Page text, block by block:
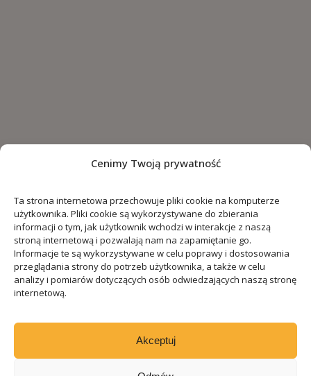
Cenimy Twoją prywatność
Ta strona internetowa przechowuje pliki cookie na komputerze
użytkownika. Pliki cookie są wykorzystywane do zbierania
informacji o tym, jak użytkownik wchodzi w interakcje z naszą
stroną internetową i pozwalają nam na zapamiętanie go.
Informacje te są wykorzystywane w celu poprawy i dostosowania
przeglądania strony do potrzeb użytkownika, a także w celu
analizy i pomiarów dotyczących osób odwiedzających naszą stronę
internetową.
Akceptuj